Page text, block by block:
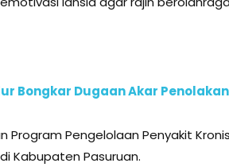
Bongkar Dugaan Akar
Program Pengelolaan Penyakit
Kabupaten Pasuruan.